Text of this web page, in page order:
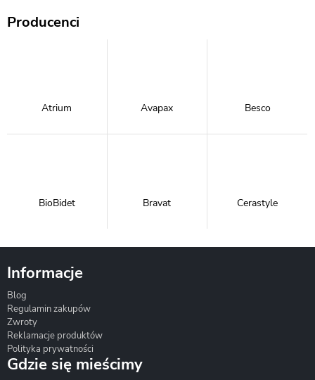
Producenci
Atrium Avapax Besco
BioBidet Bravat Cerastyle
Informacje
Blog
Regulamin zakupów
Zwroty
Reklamacje produktów
Polityka prywatności
Gdzie się mieścimy